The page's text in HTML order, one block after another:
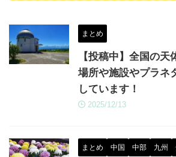
まとめ
【投稿中】全国の天
場所や施設やプラネ
しています！
2025/12/13
まとめ 中国 中部 九州